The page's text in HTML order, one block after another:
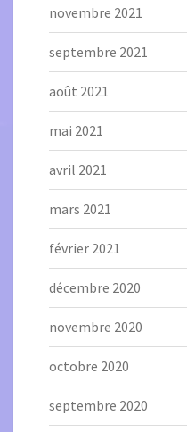
novembre 2021
septembre 2021
août 2021
mai 2021
avril 2021
mars 2021
février 2021
décembre 2020
novembre 2020
octobre 2020
septembre 2020